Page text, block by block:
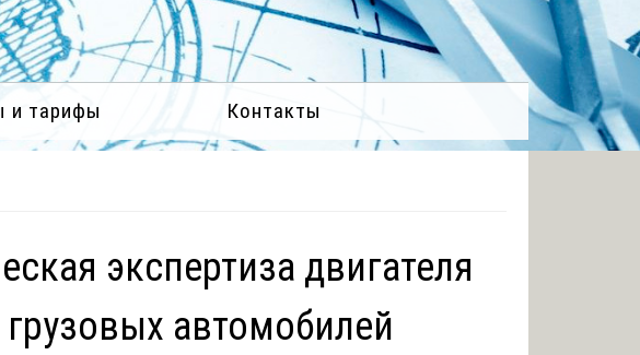
и тарифы Контакты
экспертиза двигателя
автомобилей